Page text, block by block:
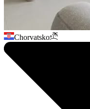
Chorvatsko